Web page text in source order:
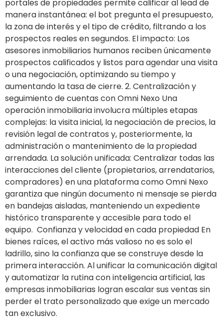
portales de propiedades permite calificar al lead de
manera instantánea: el bot pregunta el presupuesto,
la zona de interés y el tipo de crédito, filtrando a los
prospectos reales en segundos. El impacto: Los
asesores inmobiliarios humanos reciben únicamente
prospectos calificados y listos para agendar una visita
o una negociación, optimizando su tiempo y
aumentando la tasa de cierre. 2. Centralización y
seguimiento de cuentas con Omni Nexo Una
operación inmobiliaria involucra múltiples etapas
complejas: la visita inicial, la negociación de precios, la
revisión legal de contratos y, posteriormente, la
administración o mantenimiento de la propiedad
arrendada. La solución unificada: Centralizar todas las
interacciones del cliente (propietarios, arrendatarios,
compradores) en una plataforma como Omni Nexo
garantiza que ningún documento ni mensaje se pierda
en bandejas aisladas, manteniendo un expediente
histórico transparente y accesible para todo el
equipo. Confianza y velocidad en cada propiedad En
bienes raíces, el activo más valioso no es solo el
ladrillo, sino la confianza que se construye desde la
primera interacción. Al unificar la comunicación digital
y automatizar la rutina con inteligencia artificial, las
empresas inmobiliarias logran escalar sus ventas sin
perder el trato personalizado que exige un mercado
tan exclusivo.